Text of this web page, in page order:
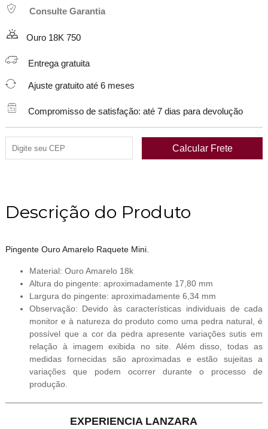
Consulte Garantia
Ouro 18K 750
Entrega gratuita
Ajuste gratuito até 6 meses
Compromisso de satisfação: até 7 dias para devolução
Descrição do Produto
Pingente Ouro Amarelo Raquete Mini.
Material: Ouro Amarelo 18k
Altura do pingente: aproximadamente 17,80 mm
Largura do pingente: aproximadamente 6,34 mm
Observação: Devido às características individuais de cada
monitor e à natureza do produto como uma pedra natural, é
possível que a cor da pedra apresente variações sutis em
relação à imagem exibida no site. Além disso, todas as
medidas fornecidas são aproximadas e estão sujeitas a
variações que podem ocorrer durante o processo de
produção.
EXPERIENCIA LANZARA